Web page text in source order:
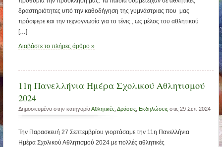
δραστηριότητες υπό την καθοδήγηση της γυμνάστριας που μας
πρόσφερε και την τεχνογνωσία για το τένις , ως μέλος του αθλητικού
[…]
Διαβάστε το πλήρες άρθρο »
11η Πανελλήνια Ημέρα Σχολικού Αθλητισμού
2024
Δημοσιευμένο στην κατηγορίαΑθλητικές, Δράσεις, Εκδηλώσειςστις 29 Σεπ 2024
Την Παρασκευή 27 Σεπτεμβρίου γιορτάσαμε την 11η Πανελλήνια
Ημέρα Σχολικού Αθλητισμού 2024 με πολλές αθλητικές